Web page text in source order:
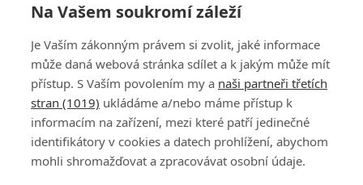
PŘIHLÁSIT
REGISTROVAT
DISKUZE
Na Vašem soukromí záleží
Je Vaším zákonným právem si zvolit, jaké informace
může daná webová stránka sdílet a k jakým může mít
přístup. S Vaším povolením my a naši partneři třetích
stran (1019) ukládáme a/nebo máme přístup k
informacím na zařízení, mezi které patří jedinečné
identifikátory v cookies a datech prohlížení, abychom
mohli shromažďovat a zpracovávat osobní údaje.